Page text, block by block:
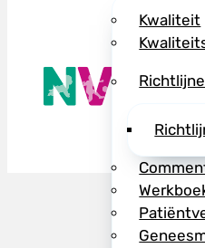
Kwaliteit